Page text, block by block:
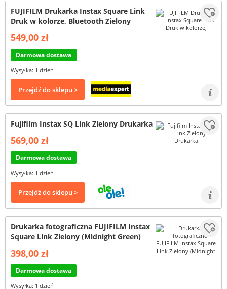
FUJIFILM Drukarka Instax Square Link
Druk w kolorze, Bluetooth Zielony
549,00 zł
Darmowa dostawa
Wysyłka: 1 dzień
Przejdź do sklepu >
Fujifilm Instax SQ Link Zielony Drukarka
569,00 zł
Darmowa dostawa
Wysyłka: 1 dzień
Przejdź do sklepu >
Drukarka fotograficzna FUJIFILM Instax
Square Link Zielony (Midnight Green)
398,00 zł
Darmowa dostawa
Wysyłka: 1 dzień